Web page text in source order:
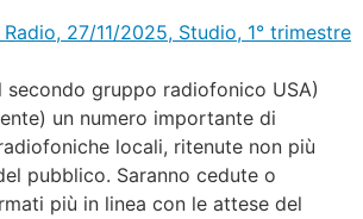
secondo gruppo radiofonico USA)
un numero importante di
locali, ritenute non più
pubblico. Saranno cedute o
più in linea con le attese del